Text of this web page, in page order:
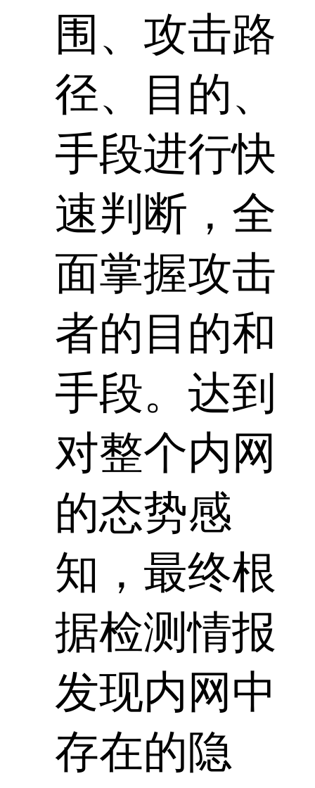
围、攻击路
径、目的、
手段进行快
速判断，全
面掌握攻击
者的目的和
手段。达到
对整个内网
的态势感
知，最终根
据检测情报
发现内网中
存在的隐